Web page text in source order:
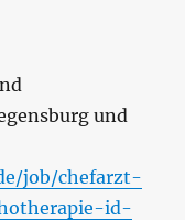
und
job/chefarzt-
id-